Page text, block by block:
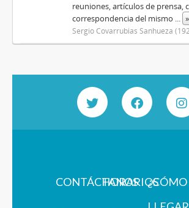
reuniones, artículos de prensa,
correspondencia del mismo ... »
Sergio Covarrubias Sanhueza
CONTÁCTANOS
HORARIOS¿CÓMO